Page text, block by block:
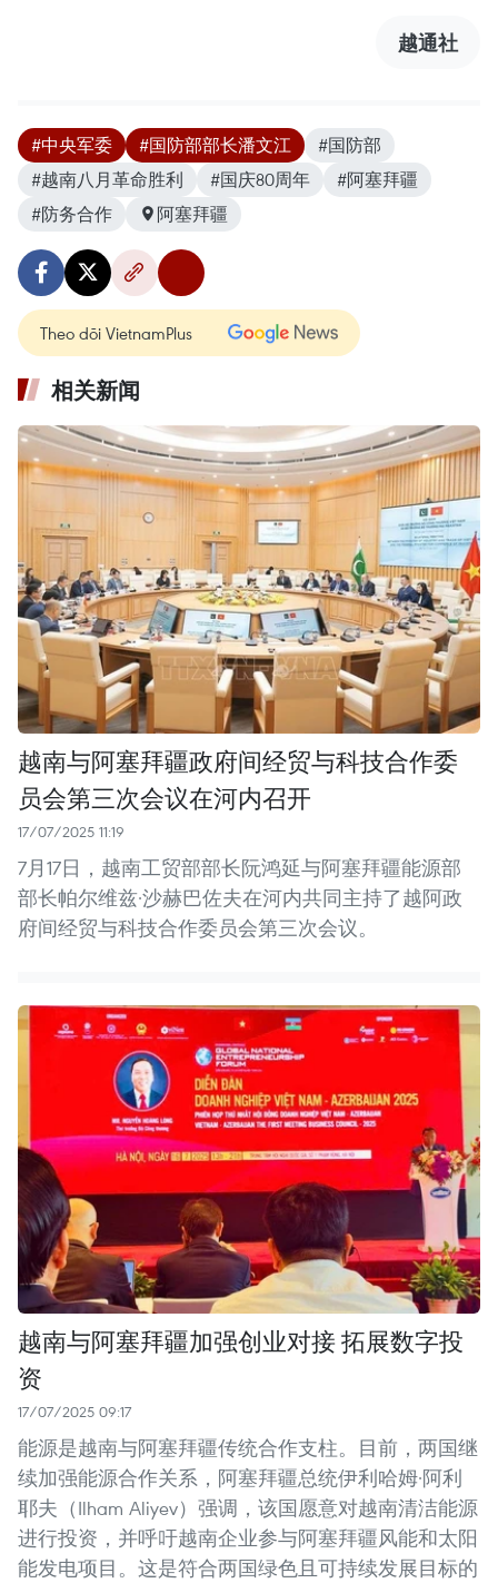
越通社
#中央军委 #国防部部长潘文江
#国防部
#越南八月革命胜利
#国庆80周年
#阿塞拜疆
#防务合作
阿塞拜疆
Theo dõi VietnamPlus
相关新闻
越南与阿塞拜疆政府间经贸与科技合作委
员会第三次会议在河内召开
17/07/2025 11:19
7月17日，越南工贸部部长阮鸿延与阿塞拜疆能源部
部长帕尔维兹·沙赫巴佐夫在河内共同主持了越阿政
府间经贸与科技合作委员会第三次会议。
越南与阿塞拜疆加强创业对接 拓展数字投
资
17/07/2025 09:17
能源是越南与阿塞拜疆传统合作支柱。目前，两国继
续加强能源合作关系，阿塞拜疆总统伊利哈姆·阿利
耶夫（Ilham Aliyev）强调，该国愿意对越南清洁能源
进行投资，并呼吁越南企业参与阿塞拜疆风能和太阳
能发电项目。这是符合两国绿色且可持续发展目标的